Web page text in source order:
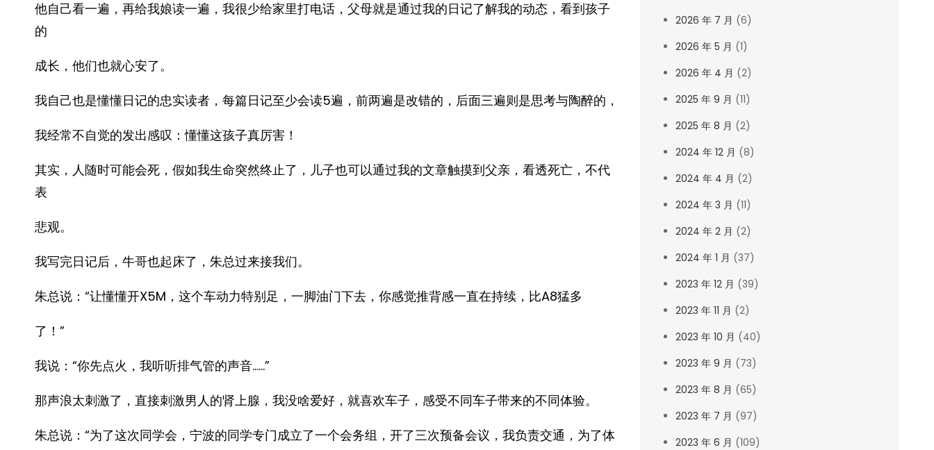
他自己看一遍，再给我娘读一遍，我很少给家里打电话，父母就是通过我的日记了解我的动态，看到孩子
的
成长，他们也就心安了。
我自己也是懂懂日记的忠实读者，每篇日记至少会读5遍，前两遍是改错的，后面三遍则是思考与陶醉的，
我经常不自觉的发出感叹：懂懂这孩子真厉害！
其实，人随时可能会死，假如我生命突然终止了，儿子也可以通过我的文章触摸到父亲，看透死亡，不代
表
悲观。
我写完日记后，牛哥也起床了，朱总过来接我们。
朱总说：“让懂懂开X5M，这个车动力特别足，一脚油门下去，你感觉推背感一直在持续，比A8猛多
了！”
我说：“你先点火，我听听排气管的声音……”
那声浪太刺激了，直接刺激男人的肾上腺，我没啥爱好，就喜欢车子，感受不同车子带来的不同体验。
朱总说：“为了这次同学会，宁波的同学专门成立了一个会务组，开了三次预备会议，我负责交通，为了体
2026 年 7 月 (6)
2026 年 5 月 (1)
2026 年 4 月 (2)
2025 年 9 月 (11)
2025 年 8 月 (2)
2024 年 12 月 (8)
2024 年 4 月 (2)
2024 年 3 月 (11)
2024 年 2 月 (2)
2024 年 1 月 (37)
2023 年 12 月 (39)
2023 年 11 月 (2)
2023 年 10 月 (40)
2023 年 9 月 (73)
2023 年 8 月 (65)
2023 年 7 月 (97)
2023 年 6 月 (109)